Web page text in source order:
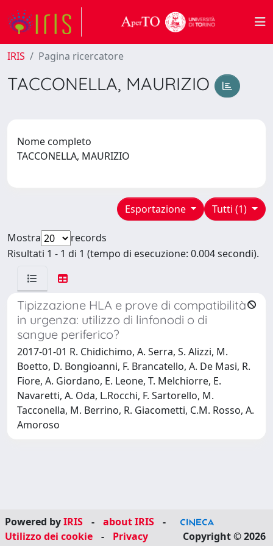
IRIS Pagina ricercatore
TACCONELLA, MAURIZIO
Nome completo
TACCONELLA, MAURIZIO
Tutti (1)
Esportazione
Mostra
records
Risultati 1 - 1 di 1 (tempo di esecuzione: 0.004 secondi).
Tipizzazione HLA e prove di compatibilità
in urgenza: utilizzo di linfonodi o di
sangue periferico?
2017-01-01 R. Chidichimo, A. Serra, S. Alizzi, M.
Boetto, D. Bongioanni, F. Brancatello, A. De Masi, R.
Fiore, A. Giordano, E. Leone, T. Melchiorre, E.
Navaretti, A. Oda, L.Rocchi, F. Sartorello, M.
Tacconella, M. Berrino, R. Giacometti, C.M. Rosso, A.
Amoroso
Powered byIRIS - about IRIS
-
Utilizzo dei cookie
- Privacy Copyright © 2026